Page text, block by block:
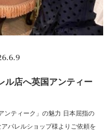
ル店へ英国アンティー
ンティーク」の魅力 日本屈指の
パレルショップ様よりご依頼を